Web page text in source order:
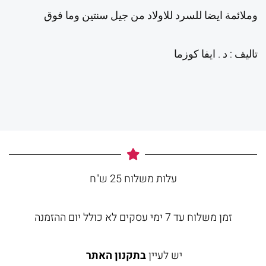
وملائمة ايضا للسرد للاولاد من جيل سنتين وما فوق
تاليف : د . ايفا كوزما
עלות משלוח 25 ש"ח
זמן משלוח עד 7 ימי עסקים לא כולל יום ההזמנה
יש לעייןבתקנון האתר